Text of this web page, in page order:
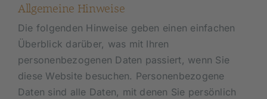
Ausbildung
Meine Vorträge
Kontakt
Allgemeine Hinweise
Die folgenden Hinweise geben einen einfachen
Überblick darüber, was mit Ihren
personenbezogenen Daten passiert, wenn Sie
diese Website besuchen. Personenbezogene
Daten sind alle Daten, mit denen Sie persönlich